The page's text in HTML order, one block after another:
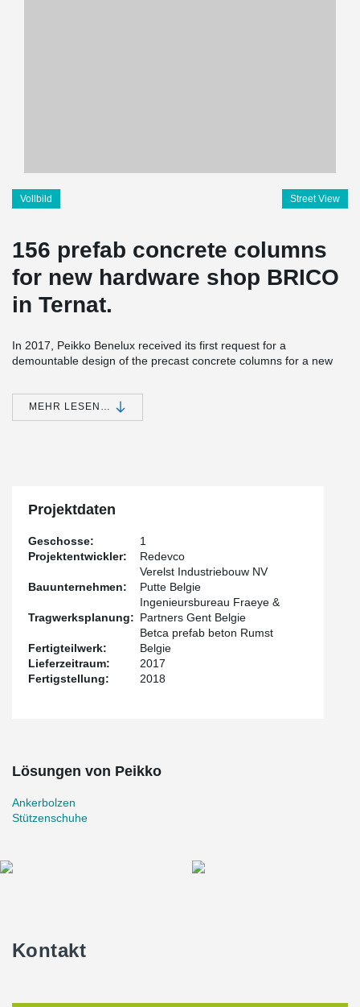
Vollbild Street View
156 prefab concrete columns
for new hardware shop BRICO
in Ternat.
In 2017, Peikko Benelux received its first request for a
demountable design of the precast concrete columns for a new
a total of 156 precast columns, each measuring 400 by 400
millimeters. HPKM column shoes with HPM anchor bolts were
used. PPK installation frames were applied to ensure the correct
assembled quickly, efficiently, and without bracing using the screw
connection, and they can also be easily dismantled later.
MEHR LESEN…
Projektdaten
Geschosse:
1
Projektentwickler:
Redevco
Bauunternehmen:
Verelst Industriebouw NV
Putte Belgie
Tragwerksplanung:
Ingenieursbureau Fraeye &
Partners Gent Belgie
Fertigteilwerk:
Betca prefab beton Rumst
Belgie
Lieferzeitraum:
2017
Fertigstellung:
2018
Lösungen von Peikko
Ankerbolzen
Stützenschuhe
Kontakt